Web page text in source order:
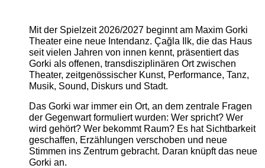
Mit der Spielzeit 2026/2027 beginnt am Maxim Gorki
Theater eine neue Intendanz. Çağla Ilk, die das Haus
seit vielen Jahren von innen kennt, präsentiert das
Gorki als offenen, transdisziplinären Ort zwischen
Theater, zeitgenössischer Kunst, Performance, Tanz,
Musik, Sound, Diskurs und Stadt.
Das Gorki war immer ein Ort, an dem zentrale Fragen
der Gegenwart formuliert wurden: Wer spricht? Wer
wird gehört? Wer bekommt Raum? Es hat Sichtbarkeit
geschaffen, Erzählungen verschoben und neue
Stimmen ins Zentrum gebracht. Daran knüpft das neue
Gorki an.